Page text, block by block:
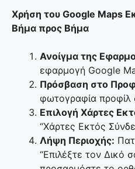
Χρήση του Google Maps
Βήμα προς Βήμα
Ανοίγμα της
εφαρμογή Google
Πρόσβαση στο
φωτογραφία προφίλ
Επιλογή Χάρτες
“Χάρτες Εκτός
Λήψη Περιοχής:
“Επιλέξτε τον Δικό